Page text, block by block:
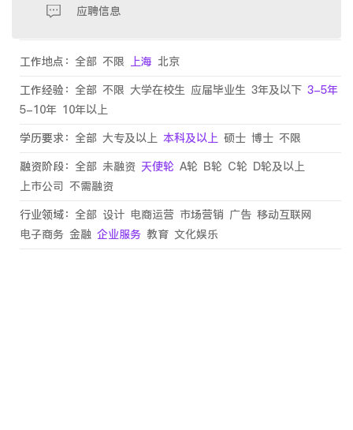
应聘信息
工作地点： 全部 不限 上海 北京
工作经验： 全部 不限 大学在校生 应届毕业生 3年及以下 3-5年
5-10年 10年以上
学历要求： 全部 大专及以上 本科及以上 硕士 博士 不限
融资阶段： 全部 未融资 天使轮 A轮 B轮 C轮 D轮及以上
上市公司 不需融资
行业领域： 全部 设计 电商运营 市场营销 广告 移动互联网
电子商务 金融 企业服务 教育 文化娱乐